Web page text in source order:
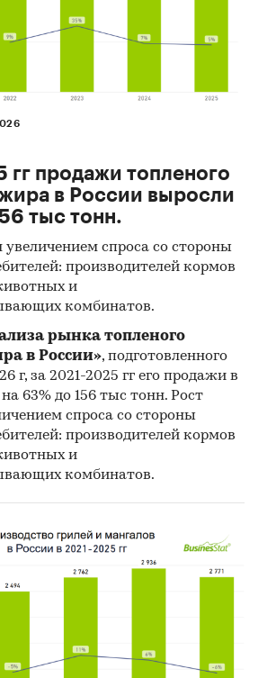
гг продажи топленого
в России выросли
тыс тонн.
увеличением спроса со стороны
производителей кормов
и
комбинатов.
рынка топленого
в России», подготовленного
г, за 2021-2025 гг его продажи в
63% до 156 тыс тонн. Рост
спроса со стороны
производителей кормов
и
комбинатов.